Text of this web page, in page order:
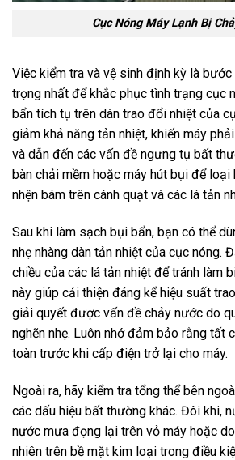
Cục Nóng Máy Lạnh Bị
Việc kiểm tra và vệ sinh định kỳ là
trọng nhất để khắc phục tình trạng cục
bẩn tích tụ trên dàn trao đổi nhiệt của
giảm khả năng tản nhiệt, khiến máy
và dẫn đến các vấn đề ngưng tụ bất
bàn chải mềm hoặc máy hút bụi để loại
nhện bám trên cánh quạt và các lá tản
Sau khi làm sạch bụi bẩn, bạn có thể
nhẹ nhàng dàn tản nhiệt của cục nóng.
chiều của các lá tản nhiệt để tránh làm
này giúp cải thiện đáng kể hiệu suất
giải quyết được vấn đề chảy nước do
nghẽn nhẹ. Luôn nhớ đảm bảo rằng tất
toàn trước khi cấp điện trở lại cho máy.
Ngoài ra, hãy kiểm tra tổng thể bên
các dấu hiệu bất thường khác. Đôi khi,
nước mưa đọng lại trên vỏ máy hoặc
nhiên trên bề mặt kim loại trong điều